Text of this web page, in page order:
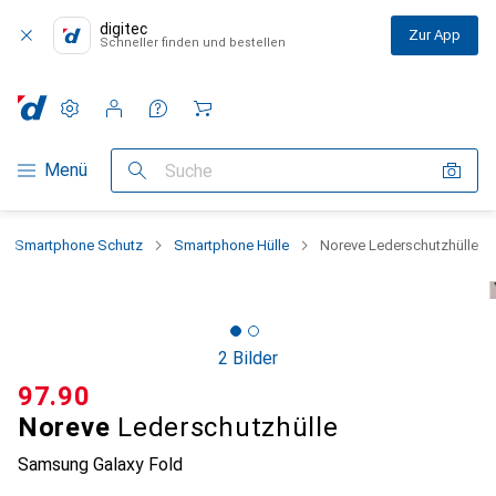
digitec
Schneller finden und bestellen Zur App
Navigation nach Kategorien
Menü Suche
Einstellungen
Kundenkonto
Vergleichslisten
Merklisten
Warenkorb
Smartphone Schutz Smartphone Hülle Noreve Lederschutzhülle
2 Bilder
Noreve Lederschutzhülle
Samsung Galaxy Fold
CHF
97.90